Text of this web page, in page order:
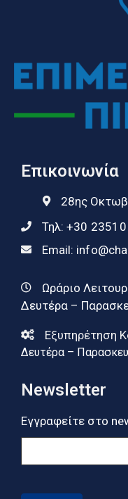
Επικοινωνία
28ης
Τηλ: +30 23510
Email:
Ωράριο
Δευτέρα –
Εξυπηρέτηση
Δευτέρα –
Newsletter
Εγγραφείτε στο